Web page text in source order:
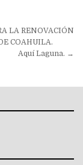
LA RENOVACIÓN
COAHUILA.
Aquí Laguna. →